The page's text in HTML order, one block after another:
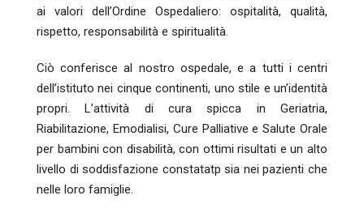
ai valori dell’Ordine Ospedaliero: ospitalità, qualità,
rispetto, responsabilità e spiritualità.
Ciò conferisce al nostro ospedale, e a tutti i centri
dell’istituto nei cinque continenti, uno stile e un’identità
propri. L’attività di cura spicca in Geriatria,
Riabilitazione, Emodialisi, Cure Palliative e Salute Orale
per bambini con disabilità, con ottimi risultati e un alto
livello di soddisfazione constatatp sia nei pazienti che
nelle loro famiglie.